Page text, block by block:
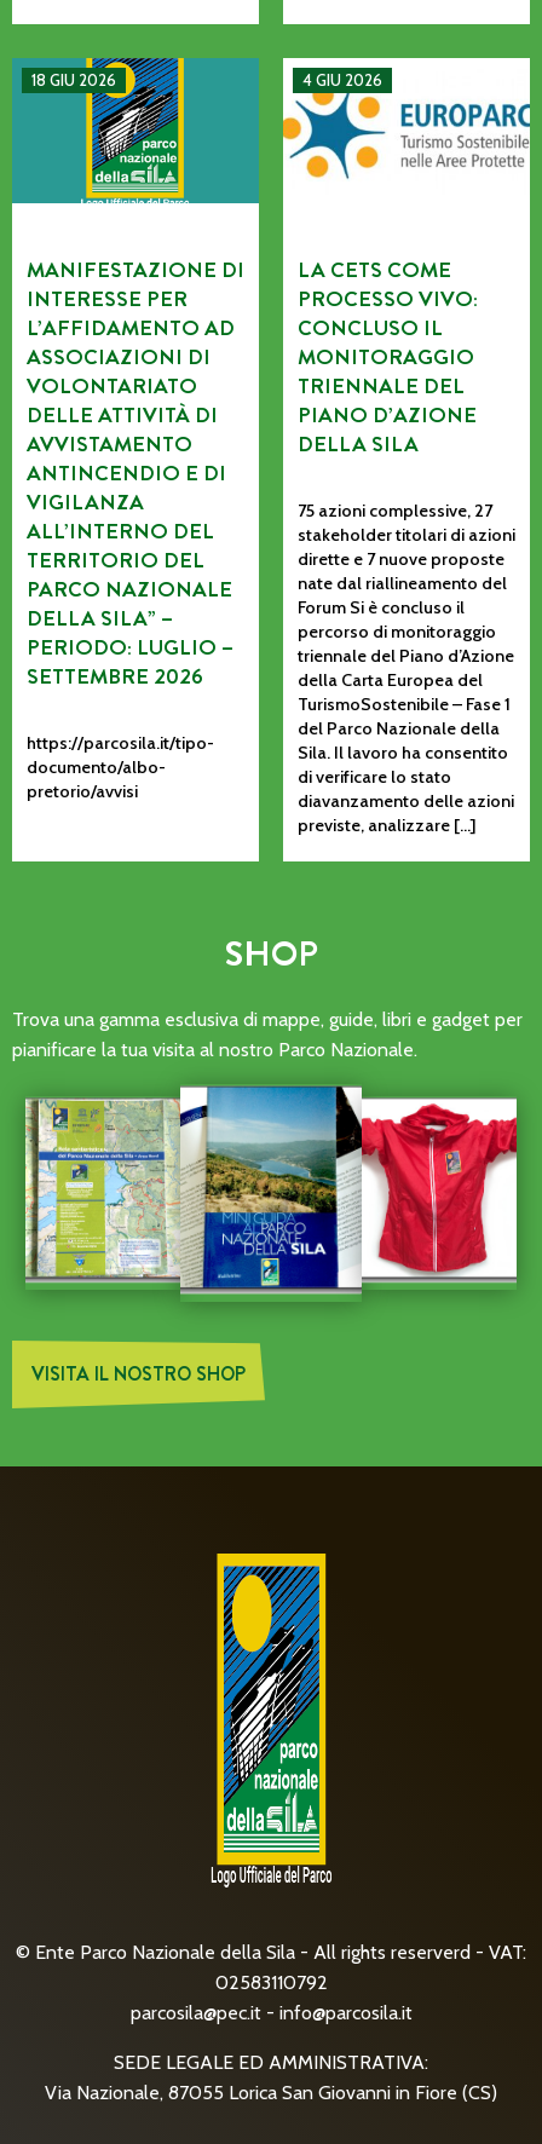
18 GIU 2026
MANIFESTAZIONE DI INTERESSE PER L’AFFIDAMENTO
MANIFESTAZIONE DI
INTERESSE PER
L’AFFIDAMENTO AD
ASSOCIAZIONI DI
VOLONTARIATO
DELLE ATTIVITÀ DI
AVVISTAMENTO
ANTINCENDIO E DI
VIGILANZA
ALL’INTERNO DEL
TERRITORIO DEL
PARCO NAZIONALE
DELLA SILA” –
PERIODO: LUGLIO –
SETTEMBRE 2026
https://parcosila.it/tipo-
documento/albo-
pretorio/avvisi
4 GIU 2026
La CETS come processo
LA CETS COME
PROCESSO VIVO:
CONCLUSO IL
MONITORAGGIO
TRIENNALE DEL
PIANO D’AZIONE
DELLA SILA
75 azioni complessive, 27
stakeholder titolari di azioni
dirette e 7 nuove proposte
nate dal riallineamento del
Forum Si è concluso il
percorso di monitoraggio
triennale del Piano d’Azione
della Carta Europea del
TurismoSostenibile – Fase 1
del Parco Nazionale della
Sila. Il lavoro ha consentito
di verificare lo stato
diavanzamento delle azioni
previste, analizzare […]
SHOP
Trova una gamma esclusiva di mappe, guide, libri e gadget per
pianificare la tua visita al nostro Parco Nazionale.
VISITA IL NOSTRO SHOP
© Ente Parco Nazionale della Sila - All rights reserverd - VAT:
02583110792
parcosila@pec.it- info@parcosila.it
SEDE LEGALE ED AMMINISTRATIVA:
Via Nazionale, 87055 Lorica San Giovanni in Fiore (CS)